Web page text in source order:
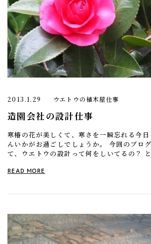
2013.1.29 ウエトウの植木屋仕事
造園会社の設計仕事
寒椿の花が美しくて、寒さを一瞬忘れる今
んいかがお過ごしでしょうか。 今回のブロ
て、ウエトウの設計って何をしいてるの？
READ MORE